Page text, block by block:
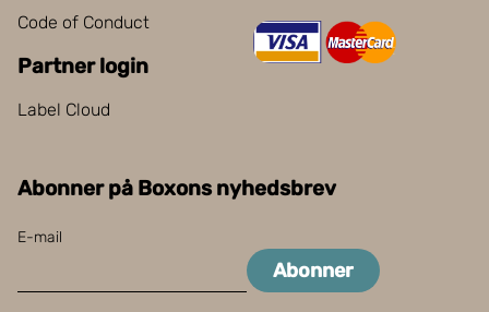
Code of Conduct
Partner login
Label Cloud
Abonner på Boxons nyhedsbrev
E-mail
Abonner